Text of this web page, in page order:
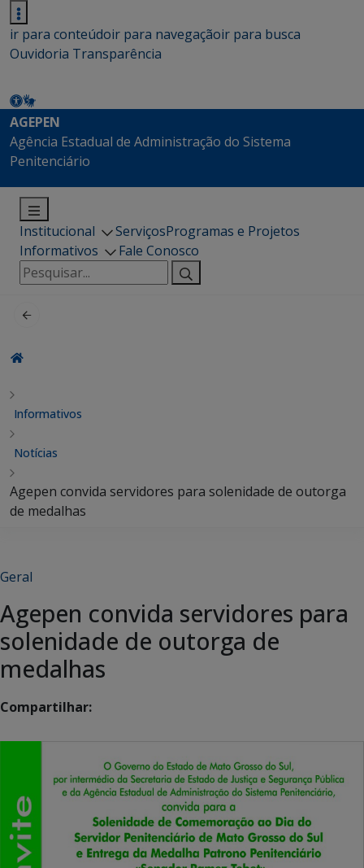
ir para conteúdoir para navegaçãoir para busca
Ouvidoria Transparência
AGEPEN
Agência Estadual de Administração do Sistema
Penitenciário
Institucional ServiçosProgramas e Projetos
Informativos
Fale Conosco
Pesquisar
por:
Informativos
Notícias
Agepen convida servidores para solenidade de outorga
de medalhas
Geral
Agepen convida servidores para
solenidade de outorga de
medalhas
Compartilhar: